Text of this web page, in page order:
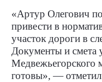
«Артур Олегович
привести в
участок дороги в
Документы и смета
Медвежьегорского
готовы», —